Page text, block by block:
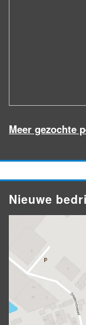
Meer gezochte
Nieuwe